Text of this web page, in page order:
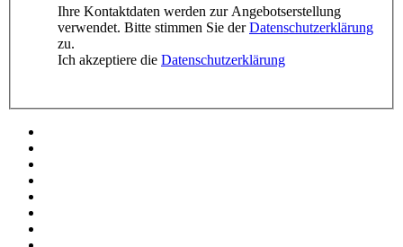
Ihre Kontaktdaten werden zur Angebots­erstellung
verwendet. Bitte stimmen Sie derDatenschutzerklärung
zu.
Ich akzeptiere die Datenschutzerklärung